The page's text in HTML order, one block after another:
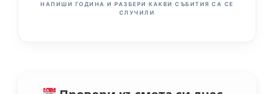
НАПИШИ ГОДИНА И РАЗБЕРИ КАКВИ СЪБИТИЯ СА СЕ
СЛУЧИЛИ